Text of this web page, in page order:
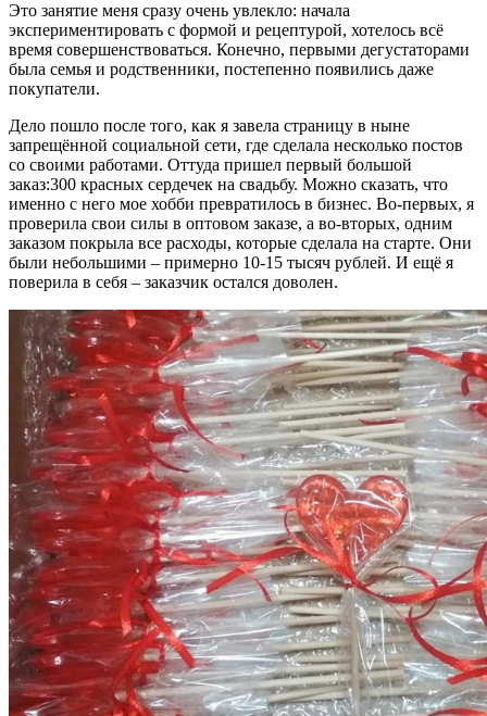
Это занятие меня сразу очень увлекло: начала
экспериментировать с формой и рецептурой, хотелось всё
время совершенствоваться. Конечно, первыми дегустаторами
была семья и родственники, постепенно появились даже
покупатели.
Дело пошло после того, как я завела страницу в ныне
запрещённой социальной сети, где сделала несколько постов
со своими работами. Оттуда пришел первый большой
заказ:300 красных сердечек на свадьбу. Можно сказать, что
именно с него мое хобби превратилось в бизнес. Во-первых, я
проверила свои силы в оптовом заказе, а во-вторых, одним
заказом покрыла все расходы, которые сделала на старте. Они
были небольшими – примерно 10-15 тысяч рублей. И ещё я
поверила в себя – заказчик остался доволен.